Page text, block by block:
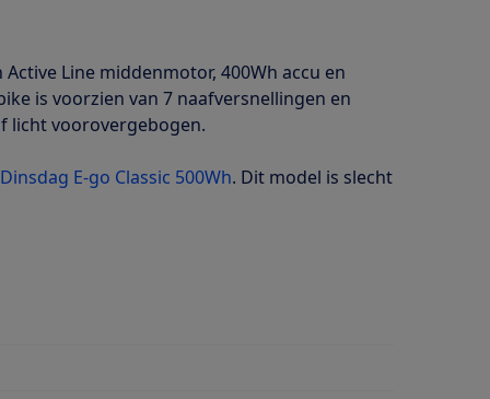
Line middenmotor, 400Wh accu en
is voorzien van 7 naafversnellingen en
licht voorovergebogen.
Dinsdag E-go Classic 500Wh. Dit model is slecht